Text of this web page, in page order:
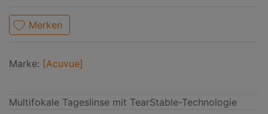
Merken
Marke: [Acuvue]
Multifokale Tageslinse mit TearStable-Technologie